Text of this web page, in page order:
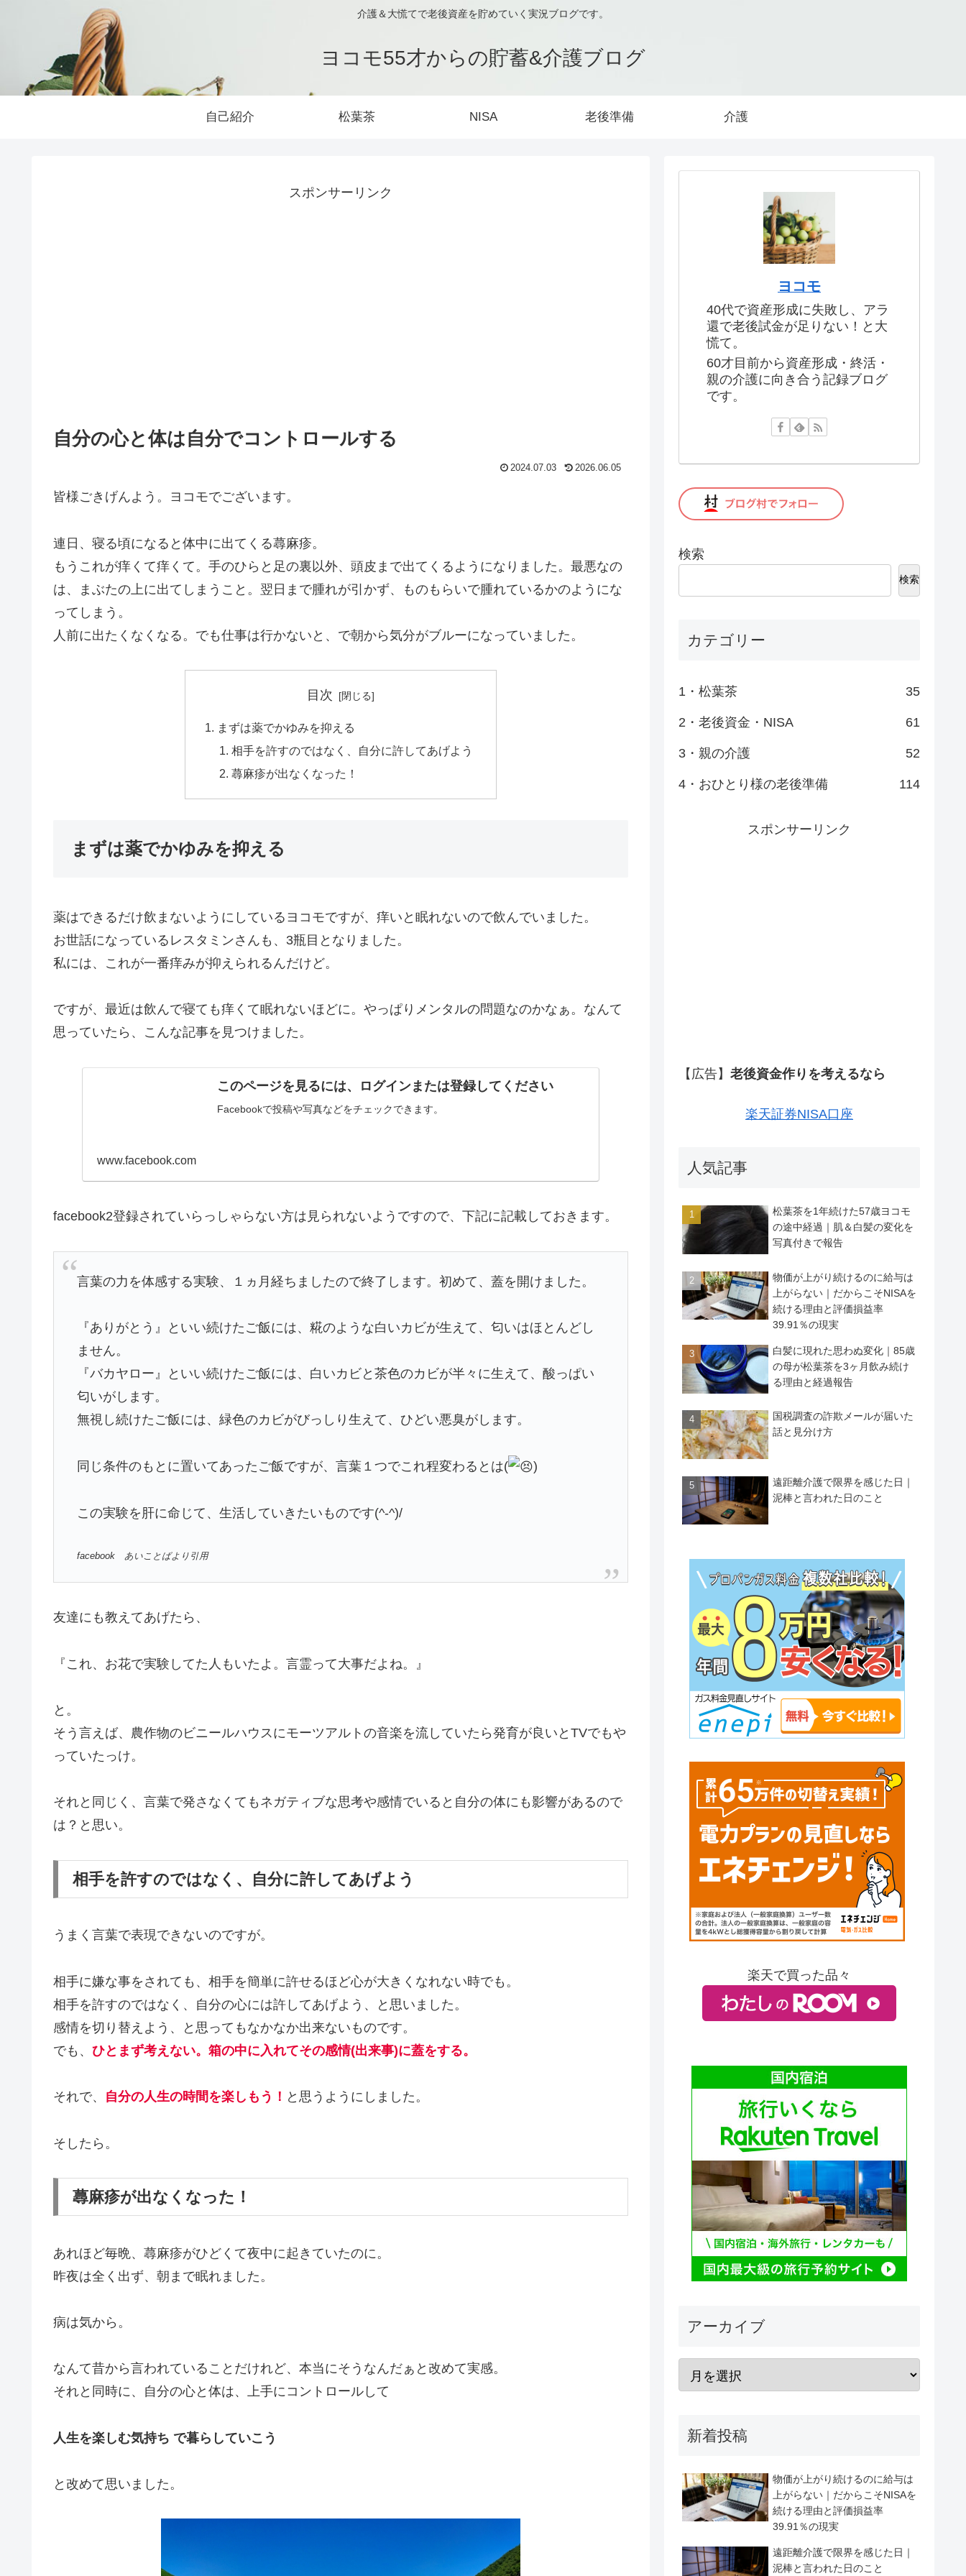
介護＆大慌てで老後資産を貯めていく実況ブログです。
ヨコモ55才からの貯蓄&介護ブログ
自己紹介 松葉茶 NISA 老後準備 介護
スポンサーリンク
自分の心と体は自分でコントロールする
2024.07.03 2026.06.05
皆様ごきげんよう。ヨコモでございます。
連日、寝る頃になると体中に出てくる蕁麻疹。
もうこれが痒くて痒くて。手のひらと足の裏以外、頭皮まで出てくるようになりました。最悪なの
は、まぶたの上に出てしまうこと。翌日まで腫れが引かず、ものもらいで腫れているかのようにな
ってしまう。
人前に出たくなくなる。でも仕事は行かないと、で朝から気分がブルーになっていました。
目次
まずは薬でかゆみを抑える
相手を許すのではなく、自分に許してあげよう
蕁麻疹が出なくなった！
まずは薬でかゆみを抑える
薬はできるだけ飲まないようにしているヨコモですが、痒いと眠れないので飲んでいました。
お世話になっているレスタミンさんも、3瓶目となりました。
私には、これが一番痒みが抑えられるんだけど。
ですが、最近は飲んで寝ても痒くて眠れないほどに。やっぱりメンタルの問題なのかなぁ。なんて
思っていたら、こんな記事を見つけました。
このページを見るには、ログインまたは登録してください
Facebookで投稿や写真などをチェックできます。
www.facebook.com
facebook2登録されていらっしゃらない方は見られないようですので、下記に記載しておきます。
言葉の力を体感する実験、１ヵ月経ちましたので終了します。初めて、蓋を開けました。
『ありがとう』といい続けたご飯には、糀のような白いカビが生えて、匂いはほとんどし
ません。
『バカヤロー』といい続けたご飯には、白いカビと茶色のカビが半々に生えて、酸っぱい
匂いがします。
無視し続けたご飯には、緑色のカビがびっしり生えて、ひどい悪臭がします。
同じ条件のもとに置いてあったご飯ですが、言葉１つでこれ程変わるとは( )
この実験を肝に命じて、生活していきたいものです(^-^)/
facebook あいことばより引用
友達にも教えてあげたら、
『これ、お花で実験してた人もいたよ。言霊って大事だよね。』
と。
そう言えば、農作物のビニールハウスにモーツアルトの音楽を流していたら発育が良いとTVでもや
っていたっけ。
それと同じく、言葉で発さなくてもネガティブな思考や感情でいると自分の体にも影響があるので
は？と思い。
相手を許すのではなく、自分に許してあげよう
うまく言葉で表現できないのですが。
相手に嫌な事をされても、相手を簡単に許せるほど心が大きくなれない時でも。
相手を許すのではなく、自分の心には許してあげよう、と思いました。
感情を切り替えよう、と思ってもなかなか出来ないものです。
でも、 ひとまず考えない。箱の中に入れてその感情(出来事)に蓋をする。
それで、 自分の人生の時間を楽しもう！ と思うようにしました。
そしたら。
蕁麻疹が出なくなった！
あれほど毎晩、蕁麻疹がひどくて夜中に起きていたのに。
昨夜は全く出ず、朝まで眠れました。
病は気から。
なんて昔から言われていることだけれど、本当にそうなんだぁと改めて実感。
それと同時に、自分の心と体は、上手にコントロールして
人生を楽しむ気持ち で暮らしていこう
と改めて思いました。
ヨコモ
40代で資産形成に失敗し、アラ
還で老後試金が足りない！と大
慌て。
60才目前から資産形成・終活・
親の介護に向き合う記録ブログ
です。
検索
検索
カテゴリー
1・松葉茶 35
2・老後資金・NISA 61
3・親の介護 52
4・おひとり様の老後準備 114
スポンサーリンク
【広告】 老後資金作りを考えるなら
楽天証券NISA口座
人気記事
松葉茶を1年続けた57歳ヨコモ
の途中経過｜肌＆白髪の変化を
写真付きで報告
物価が上がり続けるのに給与は
上がらない｜だからこそNISAを
続ける理由と評価損益率
39.91％の現実
白髪に現れた思わぬ変化｜85歳
の母が松葉茶を3ヶ月飲み続け
る理由と経過報告
国税調査の詐欺メールが届いた
話と見分け方
遠距離介護で限界を感じた日｜
泥棒と言われた日のこと
楽天で買った品々
アーカイブ
新着投稿
物価が上がり続けるのに給与は
上がらない｜だからこそNISAを
続ける理由と評価損益率
39.91％の現実
遠距離介護で限界を感じた日｜
泥棒と言われた日のこと